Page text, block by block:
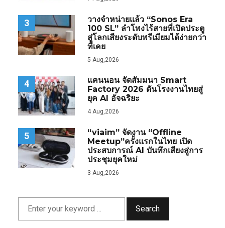
3
วางจำหน่ายแล้ว “Sonos Era
100 SL” ลำโพงไร้สายที่เปิดประตู
สู่โลกเสียงระดับพรีเมียมได้ง่ายกว่า
ที่เคย
5 Aug,2026
4
แคนนอน จัดสัมมนา Smart
Factory 2026 ดันโรงงานไทยสู่
ยุค AI อัจฉริยะ
4 Aug,2026
5
“viaim” จัดงาน “Offline
Meetup”ครั้งแรกในไทย เปิด
ประสบการณ์ AI บันทึกเสียงสู่การ
ประชุมยุคใหม่
3 Aug,2026
Search